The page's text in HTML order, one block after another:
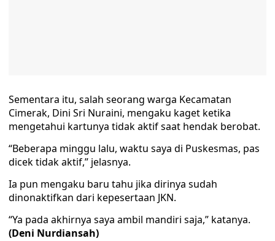
Sementara itu, salah seorang warga Kecamatan
Cimerak, Dini Sri Nuraini, mengaku kaget ketika
mengetahui kartunya tidak aktif saat hendak berobat.
“Beberapa minggu lalu, waktu saya di Puskesmas, pas
dicek tidak aktif,” jelasnya.
Ia pun mengaku baru tahu jika dirinya sudah
dinonaktifkan dari kepesertaan JKN.
“Ya pada akhirnya saya ambil mandiri saja,” katanya.
(Deni Nurdiansah)